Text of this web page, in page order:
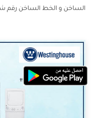
الساخن و الخط الساخن